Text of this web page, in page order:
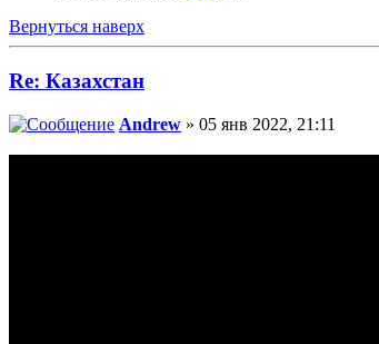
Вернуться наверх
Re: Казахстан
Andrew » 05 янв 2022, 21:11